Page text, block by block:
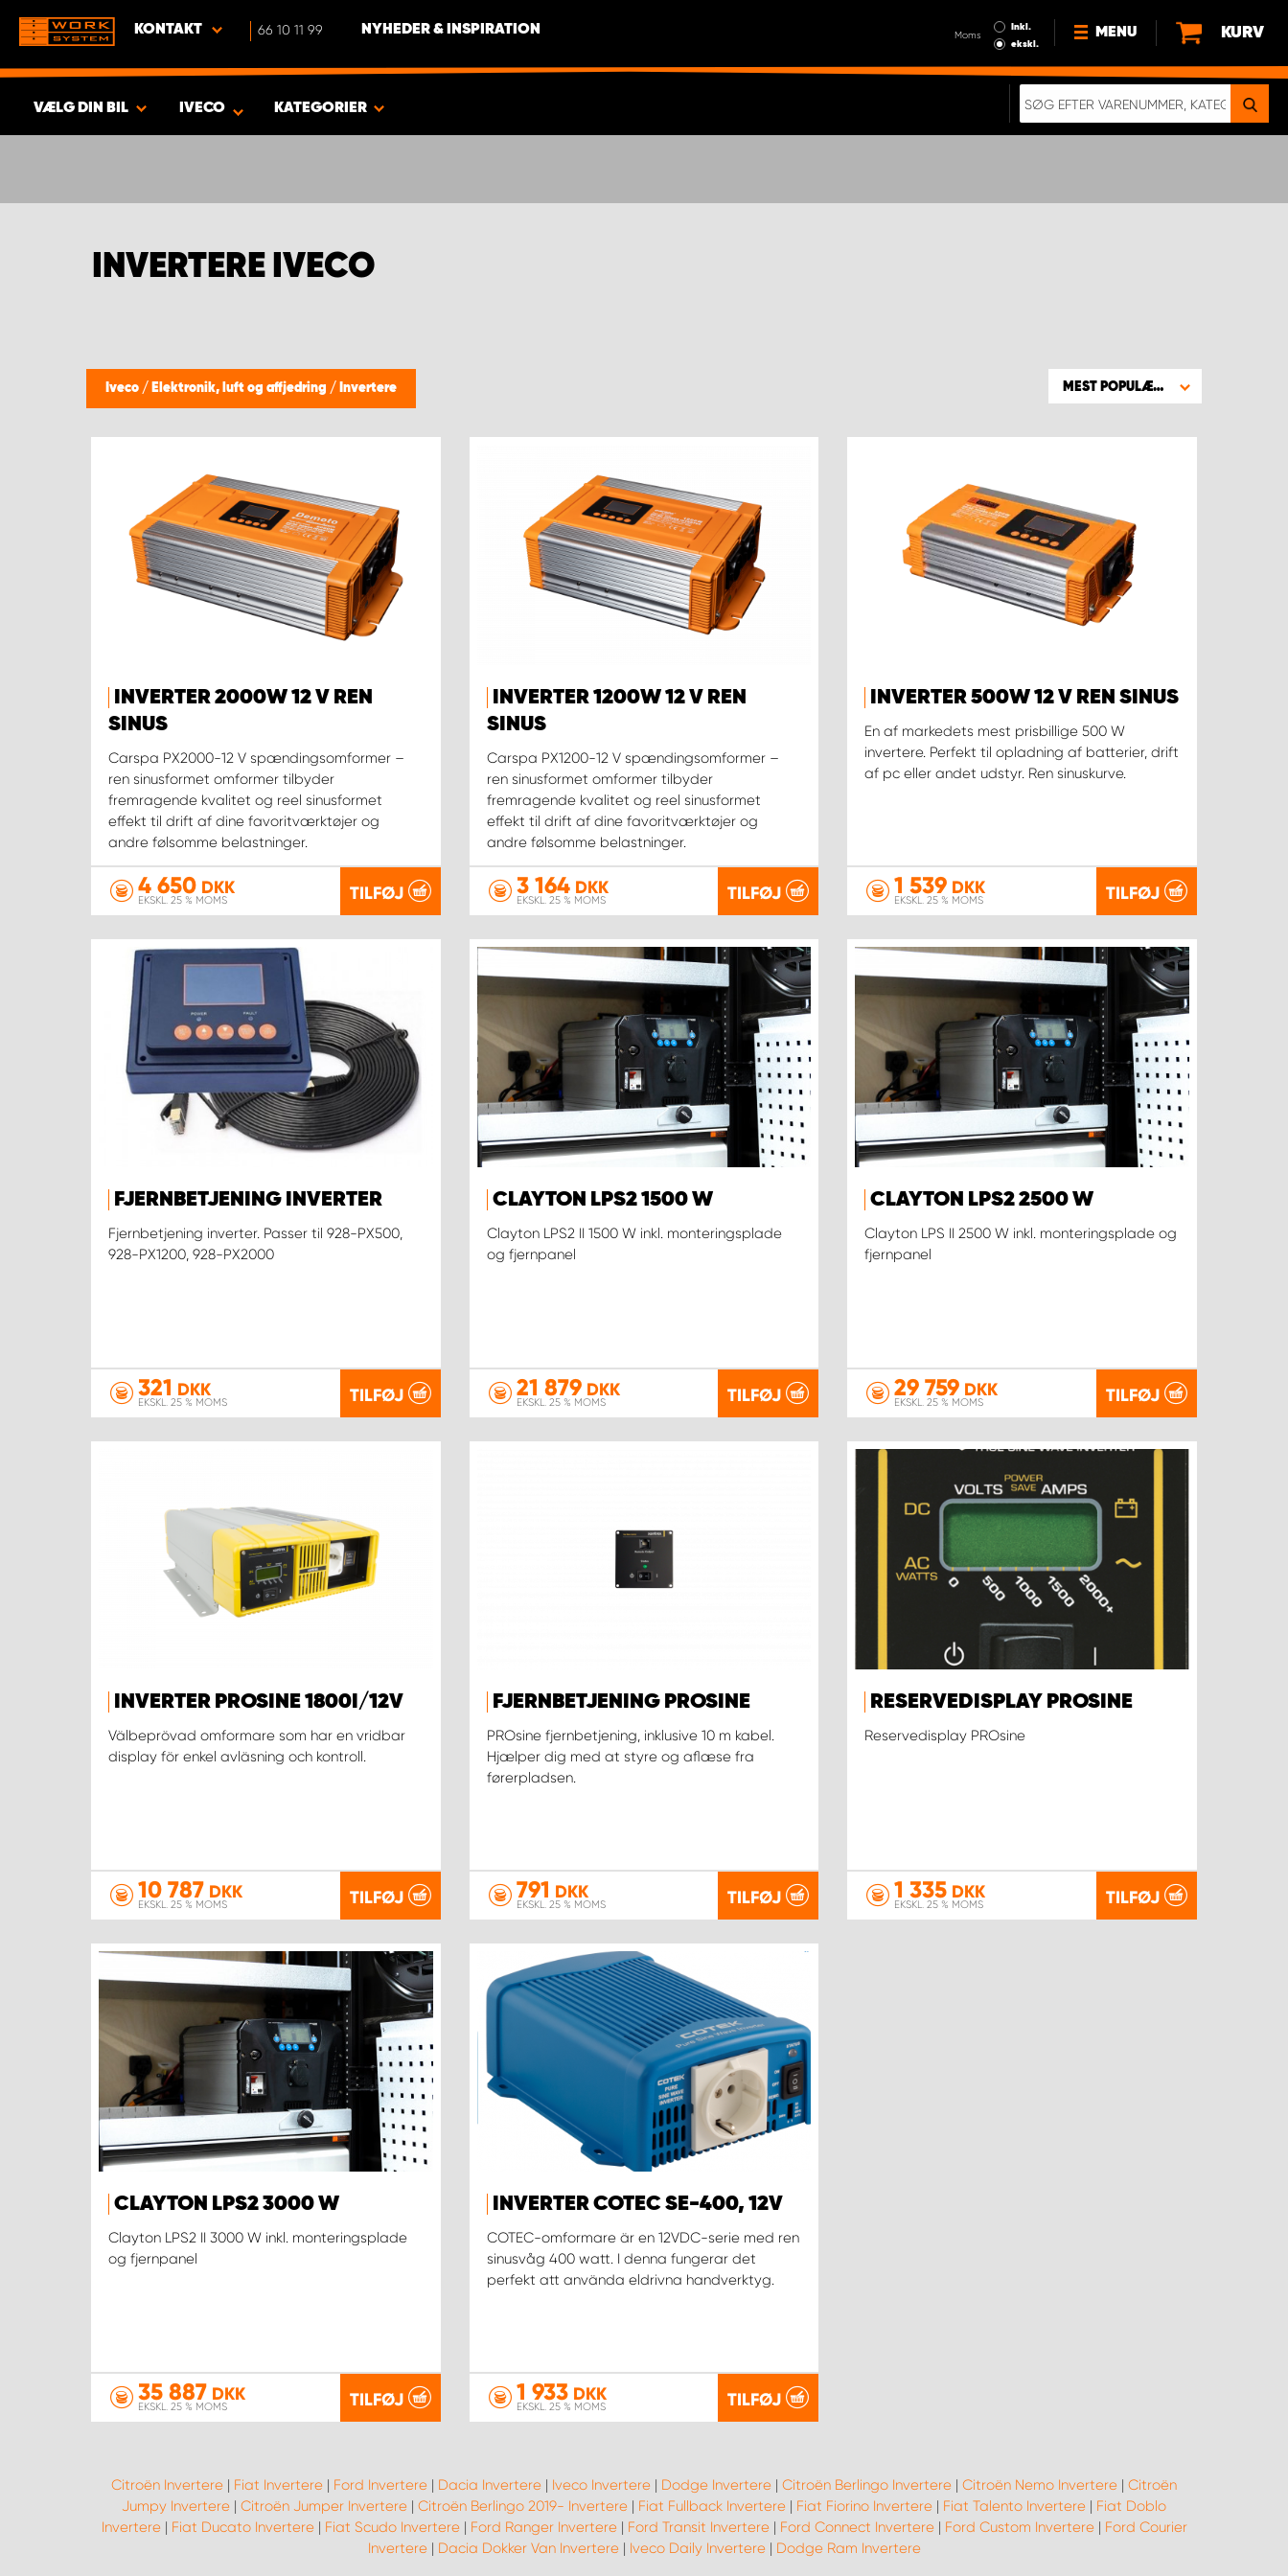
KONTAKT 66 10 11 99 NYHEDER & INSPIRATION Moms
Inkl.
ekskl.
MENU
HVORFOR VÆLGE WORK
KURV
VÆLG DIN BIL IVECO KATEGORIER
INVERTERE IVECO
Iveco / Elektronik, luft og affjedring / Invertere MEST POPULÆRE
INVERTER 2000W 12 V REN
SINUS
Carspa PX2000-12 V spændingsomformer –
ren sinusformet omformer tilbyder
fremragende kvalitet og reel sinusformet
effekt til drift af dine favoritværktøjer og
andre følsomme belastninger.
4 650 DKK
EKSKL. 25 % MOMS TILFØJ
INVERTER 1200W 12 V REN
SINUS
Carspa PX1200-12 V spændingsomformer –
ren sinusformet omformer tilbyder
fremragende kvalitet og reel sinusformet
effekt til drift af dine favoritværktøjer og
andre følsomme belastninger.
3 164DKK
EKSKL. 25 % MOMS TILFØJ
INVERTER 500W 12 V REN SINUS
En af markedets mest prisbillige 500 W
invertere. Perfekt til opladning af batterier, drift
af pc eller andet udstyr. Ren sinuskurve.
1 539 DKK
EKSKL. 25 % MOMS TILFØJ
FJERNBETJENING INVERTER
Fjernbetjening inverter. Passer til 928-PX500,
928-PX1200, 928-PX2000
321 DKK
EKSKL. 25 % MOMS TILFØJ
CLAYTON LPS2 1500 W
Clayton LPS2 II 1500 W inkl. monteringsplade
og fjernpanel
21 879DKK
EKSKL. 25 % MOMS TILFØJ
CLAYTON LPS2 2500 W
Clayton LPS II 2500 W inkl. monteringsplade og
fjernpanel
29 759 DKK
EKSKL. 25 % MOMS TILFØJ
INVERTER PROSINE 1800I/12V
Välbeprövad omformare som har en vridbar
display för enkel avläsning och kontroll.
10 787 DKK
EKSKL. 25 % MOMS TILFØJ
FJERNBETJENING PROSINE
PROsine fjernbetjening, inklusive 10 m kabel.
Hjælper dig med at styre og aflæse fra
førerpladsen.
791 DKK
EKSKL. 25 % MOMS TILFØJ
RESERVEDISPLAY PROSINE
Reservedisplay PROsine
1 335 DKK
EKSKL. 25 % MOMS TILFØJ
CLAYTON LPS2 3000 W
Clayton LPS2 II 3000 W inkl. monteringsplade
og fjernpanel
35 887 DKK
EKSKL. 25 % MOMS TILFØJ
INVERTER COTEC SE-400, 12V
COTEC-omformare är en 12VDC-serie med ren
sinusvåg 400 watt. I denna fungerar det
perfekt att använda eldrivna handverktyg.
1 933DKK
EKSKL. 25 % MOMS TILFØJ
Citroën Invertere | Fiat Invertere | Ford Invertere | Dacia Invertere | Iveco Invertere | Dodge Invertere | Citroën Berlingo Invertere | Citroën Nemo Invertere | Citroën
Jumpy Invertere | Citroën Jumper Invertere | Citroën Berlingo 2019- Invertere | Fiat Fullback Invertere | Fiat Fiorino Invertere | Fiat Talento Invertere | Fiat Doblo
Invertere| Fiat Ducato Invertere| Fiat Scudo Invertere| Ford Ranger Invertere| Ford Transit Invertere| Ford Connect Invertere| Ford Custom Invertere| Ford Courier
Invertere| Dacia Dokker Van Invertere| Iveco Daily Invertere| Dodge Ram Invertere